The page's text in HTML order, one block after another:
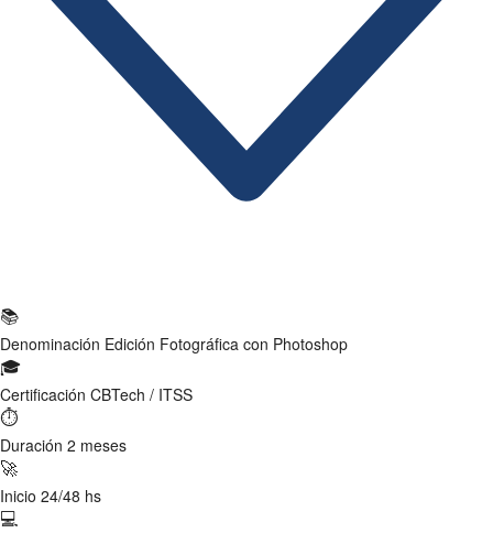
📚
Denominación Edición Fotográfica con Photoshop
🎓
Certificación CBTech / ITSS
⏱
Duración 2 meses
🚀
Inicio 24/48 hs
💻